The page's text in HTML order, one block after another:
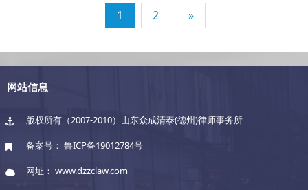
当事人陈述，书写的文字要简明扼要，有理有据。对明显无理或违背
政策的，要说服当事人息诉，说服无效时，应婉言拒绝代书。
1 2 »
网站信息
版权所有（2007-2010）山东众成清泰(德州)律师事务所
备案号： 鲁ICP备19012784号
网址： www.dzzclaw.com